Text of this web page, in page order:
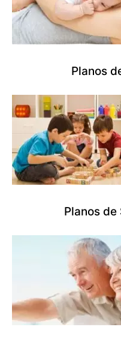
Planos
Planos de